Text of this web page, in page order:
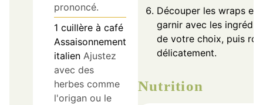
prononcé.
1 cuillère à café
Assaisonnement
italien Ajustez
avec des
herbes comme
l'origan ou le
Découper les wraps et
garnir avec les
de votre choix, puis
délicatement.
Nutrition